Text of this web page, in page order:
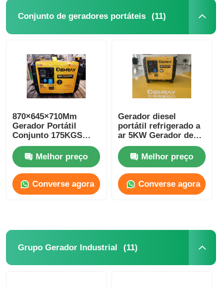
Conjunto de geradores portáteis (11)
870×645×710Mm
Gerador Portátil
Conjunto 175KGS
8Hrs 5 Kw Gerador
PortátilMelhor preço
Converse agora
Gerador diesel
portátil refrigerado a
ar 5KW Gerador de
reserva de diesel
personalizado
Melhor preço
Converse agora
Grupo Gerador Industrial (11)